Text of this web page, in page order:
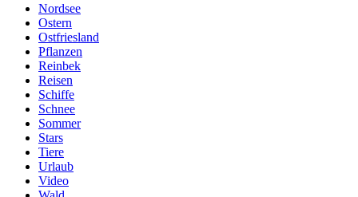
Nordsee
Ostern
Ostfriesland
Pflanzen
Reinbek
Reisen
Schiffe
Schnee
Sommer
Stars
Tiere
Urlaub
Video